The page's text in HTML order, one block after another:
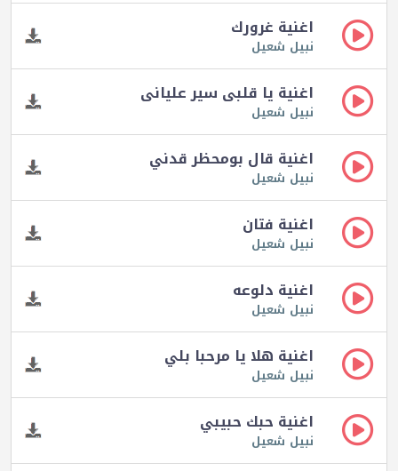
اغنية غرورك
نبيل شعيل
اغنية يا قلبى سير عليانى
نبيل شعيل
اغنية قال بومحظر قدني
نبيل شعيل
اغنية فتان
نبيل شعيل
اغنية دلوعه
نبيل شعيل
اغنية هلا يا مرحبا بلي
نبيل شعيل
اغنية حبك حبيبي
نبيل شعيل